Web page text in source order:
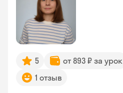
5 от 893 ₽ за урок
1 отзыв